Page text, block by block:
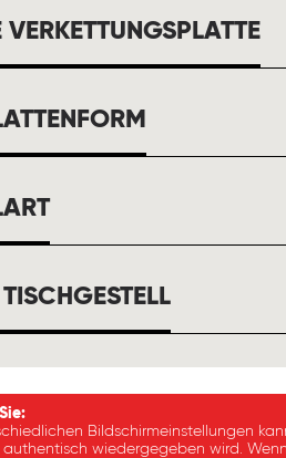
VERKETTUNGSPLATTE
AUSWÄHLEN
Bildschirmeinstellungen
authentisch wiedergegeben wird.